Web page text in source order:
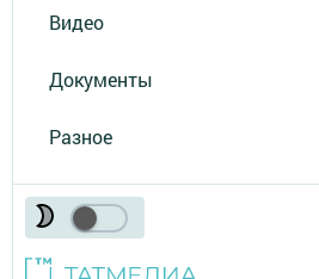
Видео
Документы
Разное